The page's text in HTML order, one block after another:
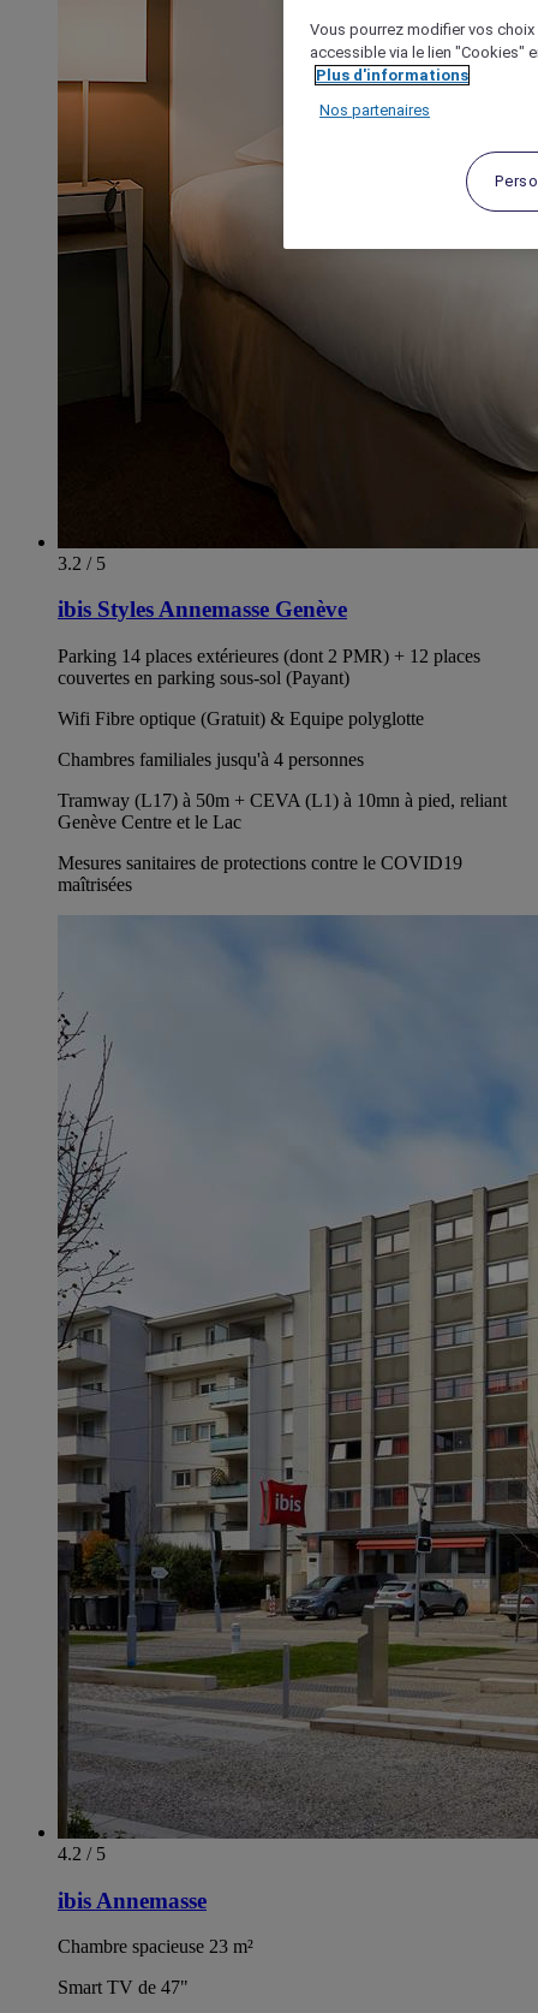
3.2 / 5
ibis Styles Annemasse Genève
Parking 14 places extérieures (dont 2 PMR) + 12 places
couvertes en parking sous-sol (Payant)
Wifi Fibre optique (Gratuit) & Equipe polyglotte
Chambres familiales jusqu'à 4 personnes
Tramway (L17) à 50m + CEVA (L1) à 10mn à pied, reliant
Genève Centre et le Lac
Mesures sanitaires de protections contre le COVID19
maîtrisées
4.2 / 5
ibis Annemasse
Chambre spacieuse 23 m²
Smart TV de 47"
Vous pourrez modifier vos
accessible via le lien "Cookies"
Plus d'informations
Nos partenaires